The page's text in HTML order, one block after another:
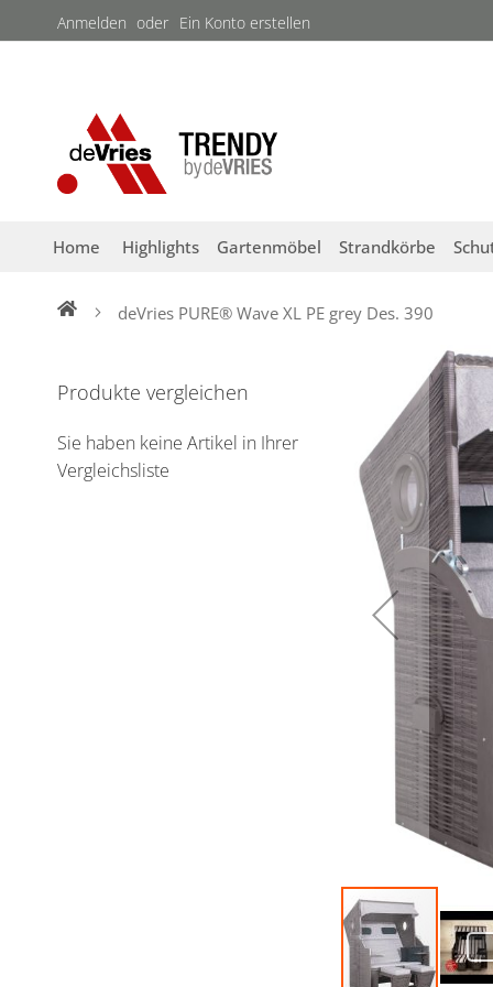
Direkt
zum
Anmelden Ein Konto erstellen
Home Highlights Gartenmöbel Strandkörbe
deVries PURE® Wave XL PE grey Des. 390
Bildergalerie
springen
Produkte vergleichen
Sie haben keine Artikel in Ihrer
Vergleichsliste